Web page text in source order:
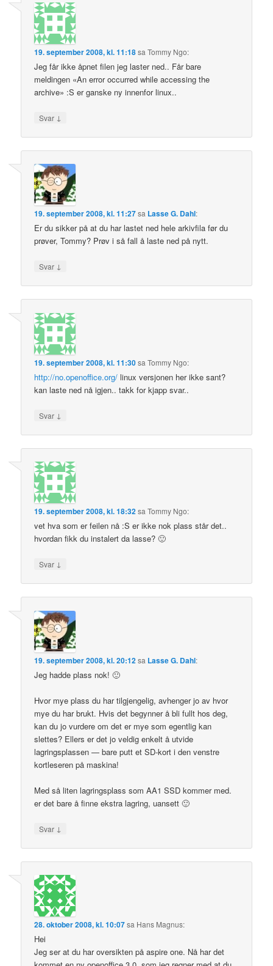
19. september 2008, kl. 11:18sa Tommy Ngo:
Jeg får ikke åpnet filen jeg laster ned.. Får bare
meldingen «An error occurred while accessing the
archive» :S er ganske ny innenfor linux..
Svar ↓
19. september 2008, kl. 11:27sa Lasse G. Dahl:
Er du sikker på at du har lastet ned hele arkivfila før du
prøver, Tommy? Prøv i så fall å laste ned på nytt.
Svar ↓
19. september 2008, kl. 11:30sa Tommy Ngo:
http://no.openoffice.org/ linux versjonen her ikke sant?
kan laste ned nå igjen.. takk for kjapp svar..
Svar ↓
19. september 2008, kl. 18:32sa Tommy Ngo:
vet hva som er feilen nå :S er ikke nok plass står det..
hvordan fikk du instalert da lasse? 🙂
Svar ↓
19. september 2008, kl. 20:12sa Lasse G. Dahl:
Jeg hadde plass nok! 🙂
Hvor mye plass du har tilgjengelig, avhenger jo av hvor
mye du har brukt. Hvis det begynner å bli fullt hos deg,
kan du jo vurdere om det er mye som egentlig kan
slettes? Ellers er det jo veldig enkelt å utvide
lagringsplassen — bare putt et SD-kort i den venstre
kortleseren på maskina!
Med så liten lagringsplass som AA1 SSD kommer med.
er det bare å finne ekstra lagring, uansett 🙂
Svar ↓
28. oktober 2008, kl. 10:07sa Hans Magnus:
Hei
Jeg ser at du har oversikten på aspire one. Nå har det